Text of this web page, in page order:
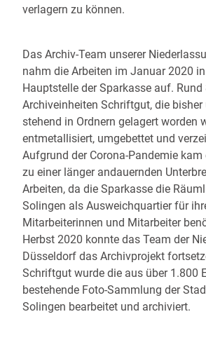
verlagern zu können.
Das Archiv-Team unserer
nahm die Arbeiten im Januar 2020
Hauptstelle der Sparkasse auf. Rund
Archiveinheiten Schriftgut, die bisher
stehend in Ordnern gelagert worden
entmetallisiert, umgebettet und
Aufgrund der Corona-Pandemie
zu einer länger andauernden
Arbeiten, da die Sparkasse die
Solingen als Ausweichquartier für
Mitarbeiterinnen und Mitarbeiter
Herbst 2020 konnte das Team der
Düsseldorf das Archivprojekt
Schriftgut wurde die aus über 1.800
bestehende Foto-Sammlung der
Solingen bearbeitet und archiviert.